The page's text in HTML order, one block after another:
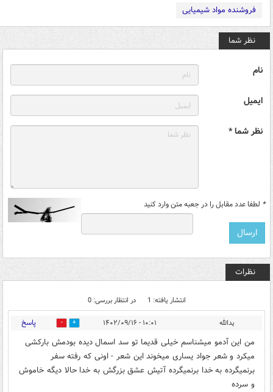
فروشنده مواد شیمیایی
نظر شما
نام
ایمیل
نظر شما *
* لطفا عدد مقابل را در جعبه متن وارد کنید
نظرات
انتشار یافته: 1 در انتظار بررسی: 0
یدالله ۱۰:۰۱ - ۱۴۰۲/۰۹/۱۶ 1 پاسخ
من این آدمو میشناسم خیلی قدیما تو سد اسمال دیده بودمش بارکشی
میکرد و شعر جواد یساری میخوند این شعر - اونی که رفته سفر
برنمیگرده به خدا برنمیگرده آتیش عشق بزرگش به خدا حالا دیگه خاموش
و سرده